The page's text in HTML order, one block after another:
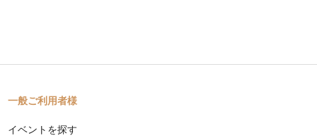
一般ご利用者様
イベントを探す